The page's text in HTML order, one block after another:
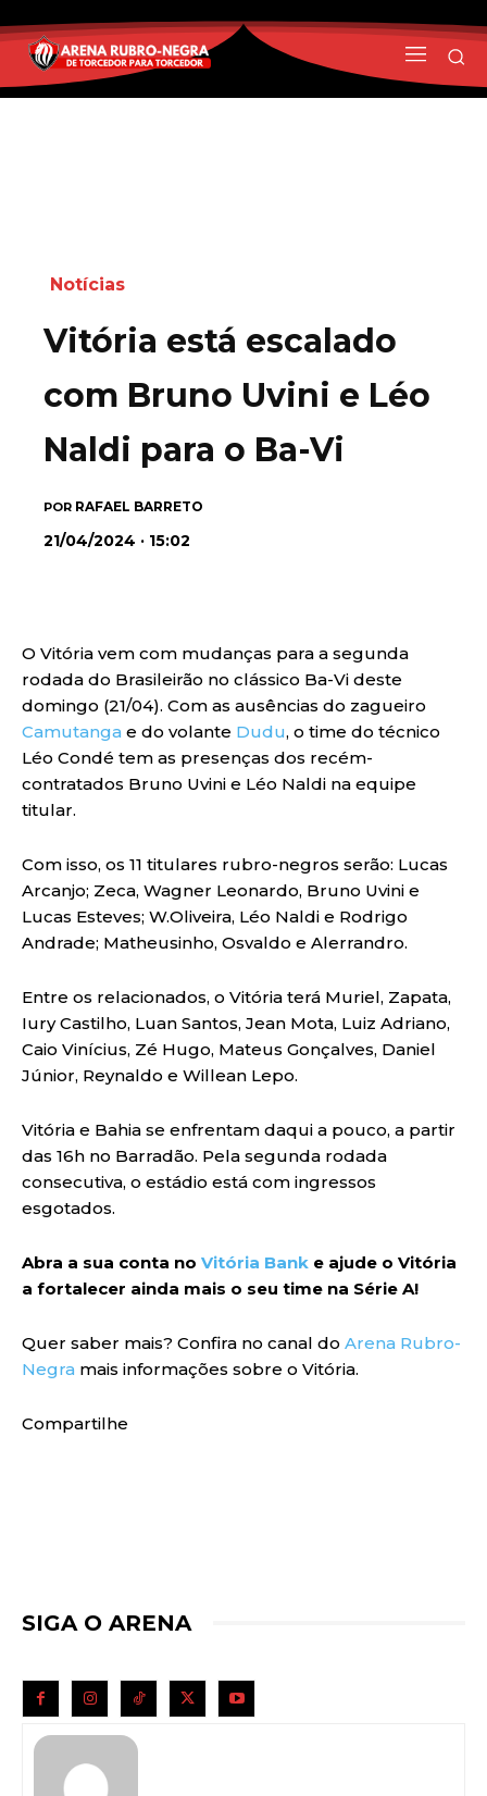
Notícias
Vitória está escalado
com Bruno Uvini e Léo
Naldi para o Ba-Vi
POR RAFAEL BARRETO
21/04/2024 · 15:02
O Vitória vem com mudanças para a segunda
rodada do Brasileirão no clássico Ba-Vi deste
domingo (21/04). Com as ausências do zagueiro
Camutanga e do volante Dudu, o time do técnico
Léo Condé tem as presenças dos recém-
contratados Bruno Uvini e Léo Naldi na equipe
titular.
Com isso, os 11 titulares rubro-negros serão: Lucas
Arcanjo; Zeca, Wagner Leonardo, Bruno Uvini e
Lucas Esteves; W.Oliveira, Léo Naldi e Rodrigo
Andrade; Matheusinho, Osvaldo e Alerrandro.
Entre os relacionados, o Vitória terá Muriel, Zapata,
Iury Castilho, Luan Santos, Jean Mota, Luiz Adriano,
Caio Vinícius, Zé Hugo, Mateus Gonçalves, Daniel
Júnior, Reynaldo e Willean Lepo.
Vitória e Bahia se enfrentam daqui a pouco, a partir
das 16h no Barradão. Pela segunda rodada
consecutiva, o estádio está com ingressos
esgotados.
Abra a sua conta no Vitória Bank e ajude o Vitória
a fortalecer ainda mais o seu time na Série A!
Quer saber mais? Confira no canal do Arena Rubro-
Negra mais informações sobre o Vitória.
Compartilhe
SIGA O ARENA